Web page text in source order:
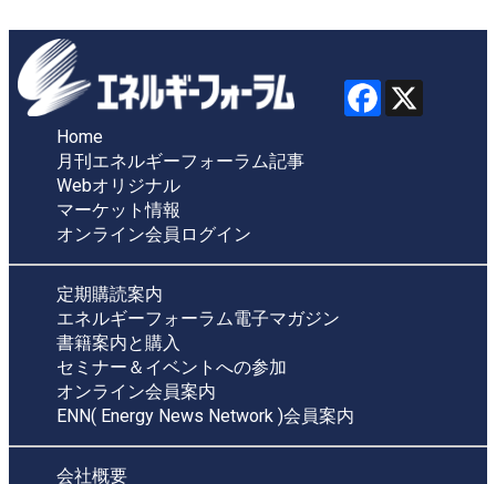
Home
月刊エネルギーフォーラム記事
Webオリジナル
マーケット情報
オンライン会員ログイン
定期購読案内
エネルギーフォーラム電子マガジン
書籍案内と購入
セミナー＆イベントへの参加
オンライン会員案内
ENN( Energy News Network )会員案内
会社概要